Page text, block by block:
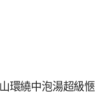
環繞中泡湯超級